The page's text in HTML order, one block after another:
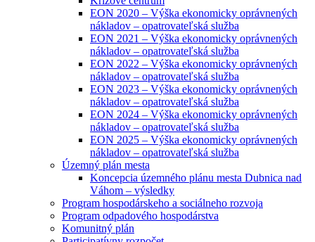
EON 2020 – Výška ekonomicky oprávnených
nákladov – opatrovateľská služba
EON 2021 – Výška ekonomicky oprávnených
nákladov – opatrovateľská služba
EON 2022 – Výška ekonomicky oprávnených
nákladov – opatrovateľská služba
EON 2023 – Výška ekonomicky oprávnených
nákladov – opatrovateľská služba
EON 2024 – Výška ekonomicky oprávnených
nákladov – opatrovateľská služba
EON 2025 – Výška ekonomicky oprávnených
nákladov – opatrovateľská služba
Územný plán mesta
Koncepcia územného plánu mesta Dubnica nad
Váhom – výsledky
Program hospodárskeho a sociálneho rozvoja
Program odpadového hospodárstva
Komunitný plán